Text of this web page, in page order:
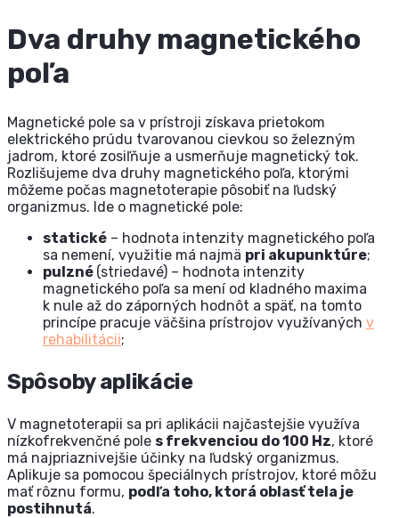
Dva druhy magnetického
poľa
Magnetické pole sa v prístroji získava prietokom
elektrického prúdu tvarovanou cievkou so železným
jadrom, ktoré zosiľňuje a usmerňuje magnetický tok.
Rozlišujeme dva druhy magnetického poľa, ktorými
môžeme počas magnetoterapie pôsobiť na ľudský
organizmus. Ide o magnetické pole:
statické – hodnota intenzity magnetického poľa
sa nemení, využitie má najmä pri akupunktúre;
pulzné (striedavé) – hodnota intenzity
magnetického poľa sa mení od kladného maxima
k nule až do záporných hodnôt a späť, na tomto
princípe pracuje väčšina prístrojov využívaných v
rehabilitácii;
Spôsoby aplikácie
V magnetoterapii sa pri aplikácii najčastejšie využíva
nízkofrekvenčné pole s frekvenciou do 100 Hz, ktoré
má najpriaznivejšie účinky na ľudský organizmus.
Aplikuje sa pomocou špeciálnych prístrojov, ktoré môžu
mať rôznu formu, podľa toho, ktorá oblasť tela je
postihnutá.